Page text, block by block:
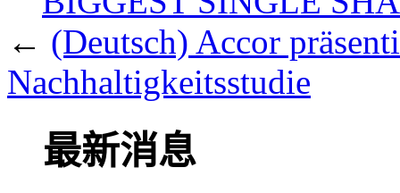
← (Deutsch) Accor
Nachhaltigkeitsstudie
最新消息